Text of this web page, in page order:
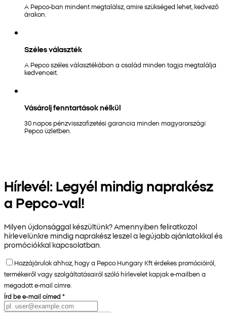
A Pepco-ban mindent megtalálsz, amire szükséged lehet, kedvező
árakon.
Széles választék
A Pepco széles választékában a család minden tagja megtalálja
kedvenceit.
Vásárolj fenntartások nélkül
30 napos pénzvisszafizetési garancia minden magyarországi
Pepco üzletben.
Hírlevél: Legyél mindig naprakész
a Pepco-val!
Milyen újdonsággal készültünk? Amennyiben feliratkozol
hírlevelünkre mindig naprakész leszel a legújabb ajánlatokkal és
promóciókkal kapcsolatban.
Hozzájárulok ahhoz, hogy a Pepco Hungary Kft érdekes promócióiról,
termékeiről vagy szolgáltatásairól szóló hírlevelet kapjak e-mailben a
megadott e-mail címre.
Írd be e-mail címed *